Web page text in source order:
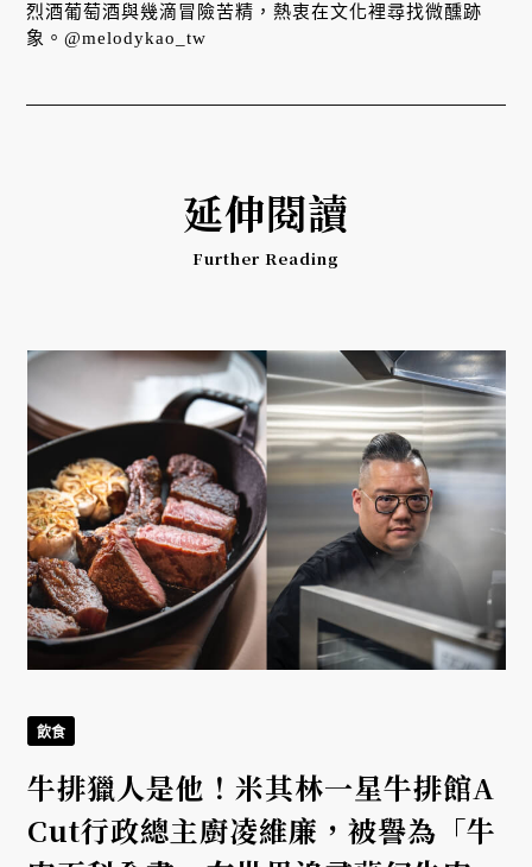
烈酒葡萄酒與幾滴冒險苦精，熱衷在文化裡尋找微醺跡
象。@melodykao_tw
延伸閱讀
Further Reading
飲食
牛排獵人是他！米其林一星牛排館A
Cut行政總主廚凌維廉，被譽為「牛